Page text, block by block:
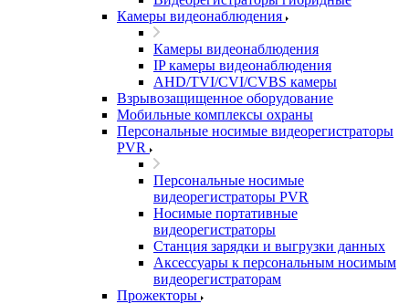
Камеры видеонаблюдения
Камеры видеонаблюдения
IP камеры видеонаблюдения
AHD/TVI/CVI/CVBS камеры
Взрывозащищенное оборудование
Мобильные комплексы охраны
Персональные носимые видеорегистраторы
PVR
Персональные носимые
видеорегистраторы PVR
Носимые портативные
видеорегистраторы
Станция зарядки и выгрузки данных
Аксессуары к персональным носимым
видеорегистраторам
Прожекторы